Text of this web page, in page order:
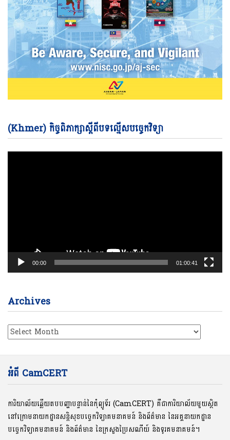
(Khmer) កិច្ចពិភាក្សាស្តីពីបទល្មើសបច្ចេកវិទ្យា
00:00 01:00:41
Archives
Archives
អំពី CamCERT
ការិយាល័យឆ្លើយតបបញ្ហាបន្ទាន់នៃកុំព្យូទ័រ (CamCERT) គឺជាការិយាល័យមួយស្ថិត
នៅក្រោមនាយកដ្ឋានសន្តិសុខបច្ចេកវិទ្យាគមនាគមន៍ និងព័ត៌មាន នៃអគ្គនាយកដ្ឋាន
បច្ចេកវិទ្យាគមនាគមន៍ និងព័ត៌មាន នៃក្រសួងប្រៃសណីយ៍ និងទូរគមនាគមន៍។